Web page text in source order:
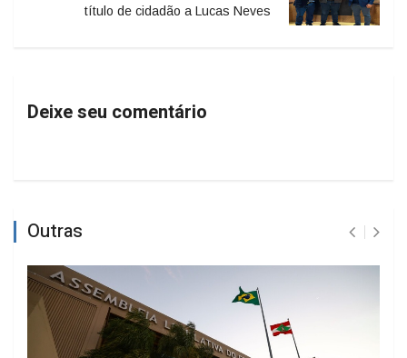
título de cidadão a Lucas Neves
Deixe seu comentário
Outras